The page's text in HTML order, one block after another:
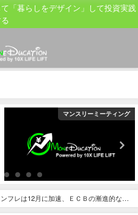
「暮らしをデザイン」して投資実践
マンスリーミーティング
フレは12月に加速、ＥＣＢの漸進的な利